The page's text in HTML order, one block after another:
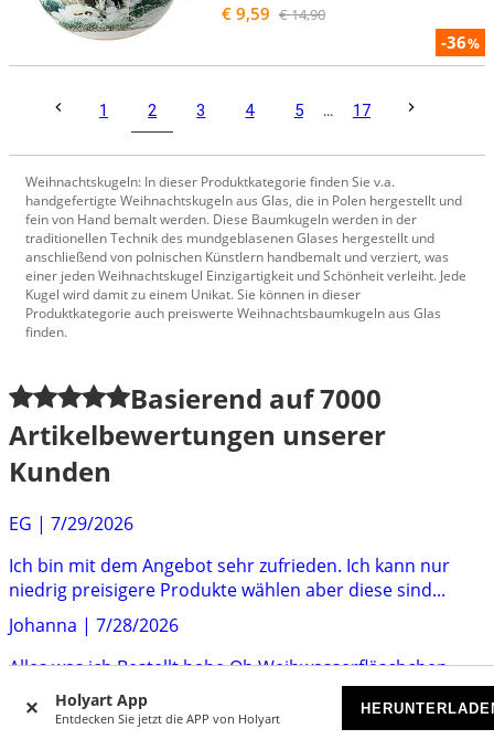
Holyart App
Entdecken Sie jetzt die APP von Holyart
-36%
€ 9,59 € 14,90
1 2 3 4 5 ... 17
Weihnachtskugeln: In dieser Produktkategorie finden Sie v.a.
handgefertigte Weihnachtskugeln aus Glas, die in Polen hergestellt und
fein von Hand bemalt werden. Diese Baumkugeln werden in der
traditionellen Technik des mundgeblasenen Glases hergestellt und
anschließend von polnischen Künstlern handbemalt und verziert, was
einer jeden Weihnachtskugel Einzigartigkeit und Schönheit verleiht. Jede
Kugel wird damit zu einem Unikat. Sie können in dieser
Produktkategorie auch preiswerte Weihnachtsbaumkugeln aus Glas
finden.
Basierend auf7000
Artikelbewertungen unserer
Kunden
EG | 7/29/2026
Ich bin mit dem Angebot sehr zufrieden. Ich kann nur
niedrig preisigere Produkte wählen aber diese sind...
Johanna | 7/28/2026
Alles was ich Bestellt habe Ob Weihwasserfläschchen
Rosenkranz
Marco|7/28/2026